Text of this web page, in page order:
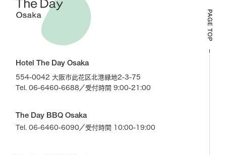
Hotel The Day Osaka
554-0042 大阪市此花区北港緑地2-3-75
Tel. 06-6460-6688／受付時間 9:00-21:00
The Day BBQ Osaka
Tel. 06-6460-6090／受付時間 10:00-19:00